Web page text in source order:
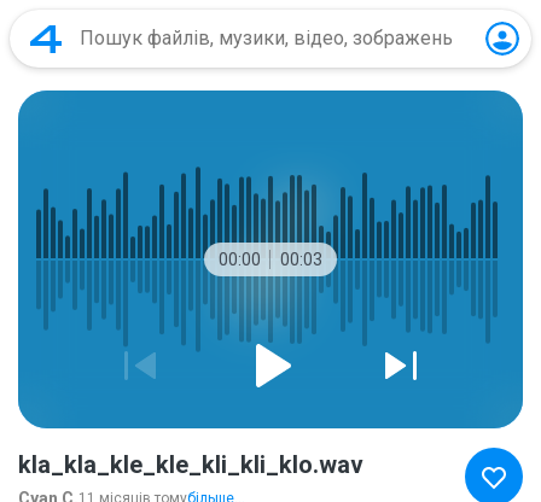
00:00 00:03
kla_kla_kle_kle_kli_kli_klo.wav
11 місяців томубільше...